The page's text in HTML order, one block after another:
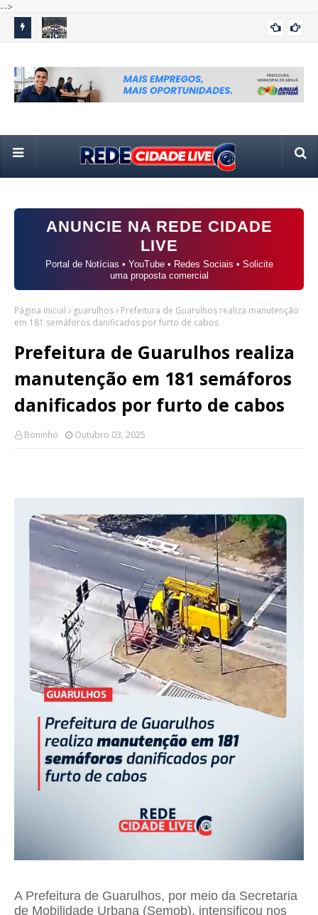
-->
ao início da campanha eleitoral
POLÍTICA
ANUNCIE NA REDE CIDADE
LIVE
Portal de Notícias • YouTube • Redes Sociais • Solicite
uma proposta comercial
Página inicial guarulhos
Prefeitura de Guarulhos realiza manutenção
em 181 semáforos danificados por furto de cabos
Prefeitura de Guarulhos realiza
manutenção em 181 semáforos
danificados por furto de cabos
Boninho Outubro 03, 2025
A Prefeitura de Guarulhos, por meio da Secretaria
de Mobilidade Urbana (Semob), intensificou nos